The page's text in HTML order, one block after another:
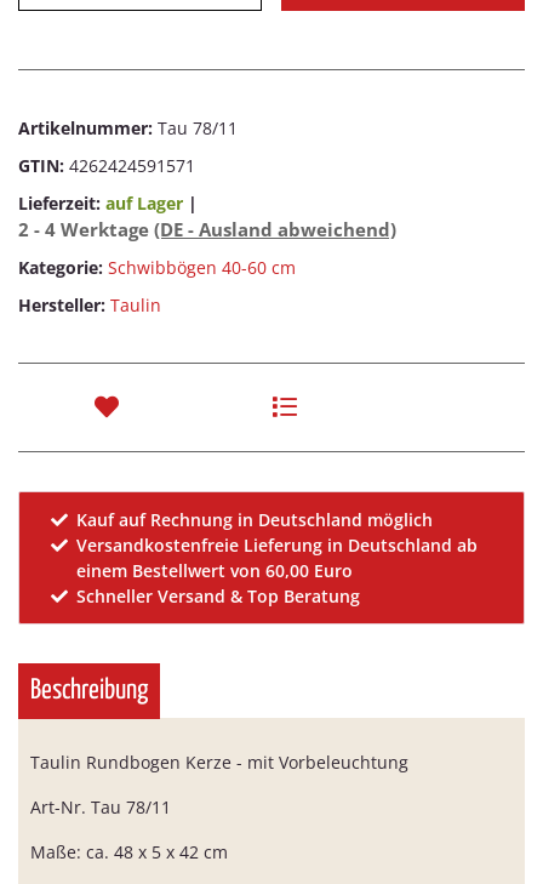
Artikelnummer: Tau 78/11
GTIN: 4262424591571
Lieferzeit: auf Lager |
2 - 4 Werktage (DE - Ausland abweichend)
Kategorie: Schwibbögen 40-60 cm
Hersteller: Taulin
Kauf auf Rechnung in Deutschland möglich
Versandkostenfreie Lieferung in Deutschland ab
einem Bestellwert von 60,00 Euro
Schneller Versand & Top Beratung
Beschreibung
Taulin Rundbogen Kerze - mit Vorbeleuchtung
Art-Nr. Tau 78/11
Maße: ca. 48 x 5 x 42 cm